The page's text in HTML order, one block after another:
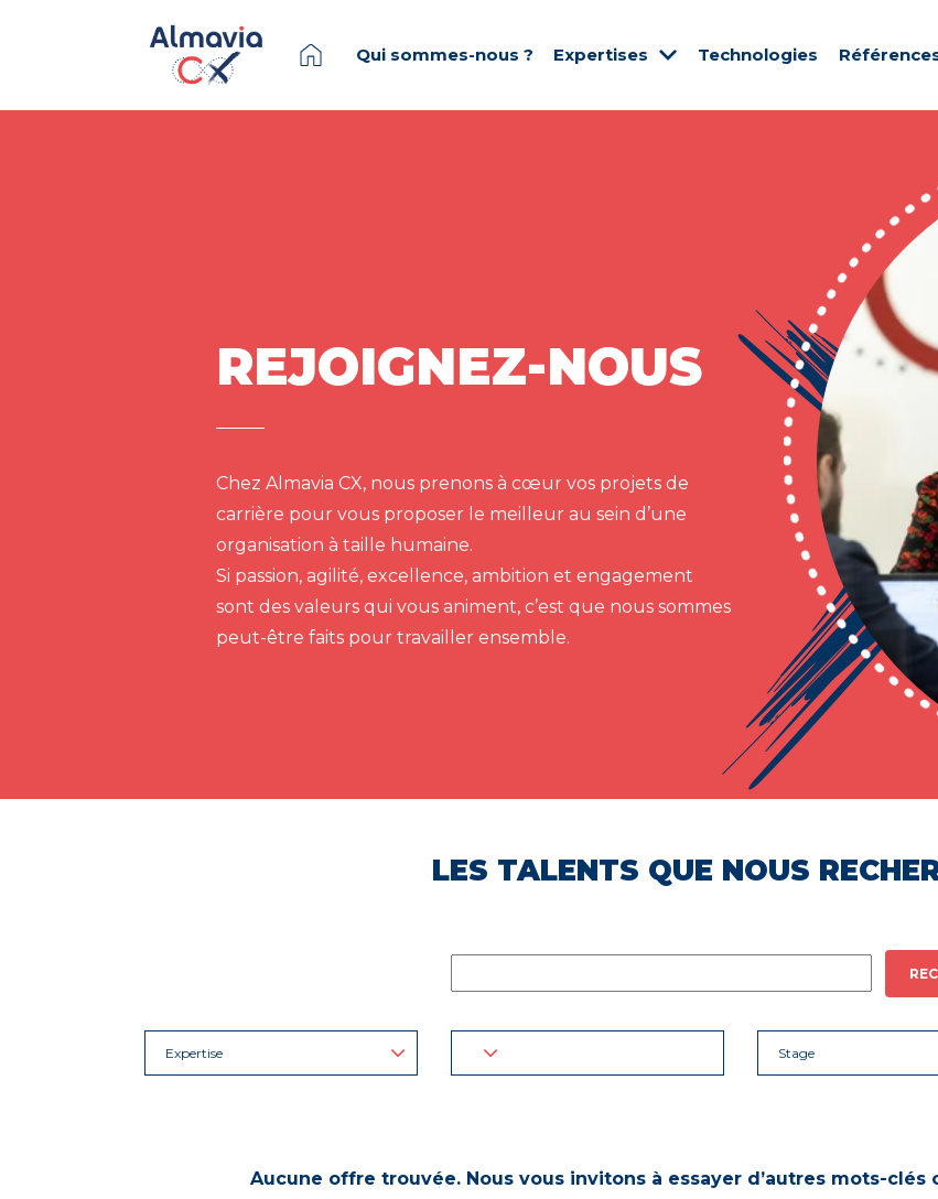
Qui sommes-nous ? Expertises Technologies
REJOIGNEZ-NOUS
Chez Almavia CX, nous prenons à cœur vos projets de
carrière pour vous proposer le meilleur au sein d’une
organisation à taille humaine.
Si passion, agilité, excellence, ambition et engagement
sont des valeurs qui vous animent, c’est que nous sommes
peut-être faits pour travailler ensemble.
LES TALENTS QUE NOUS
Expertise Stage
Aucune offre trouvée. Nous vous invitons à essayer d’autres mots-clés